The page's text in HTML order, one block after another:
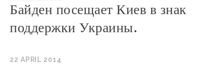
Байден посещает Киев в знак
поддержки Украины.
22 APRIL 2014